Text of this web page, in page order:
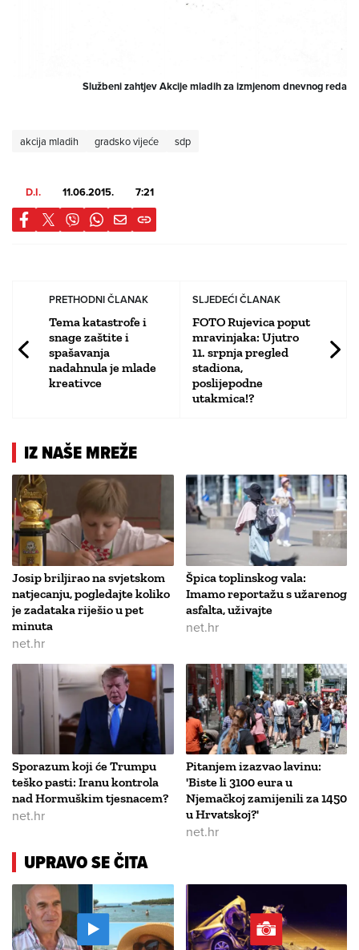
Službeni zahtjev Akcije mladih za izmjenom dnevnog reda
akcija mladih gradsko vijeće sdp
D.I. 11.06.2015. 7:21
PRETHODNI ČLANAK
Tema katastrofe i
snage zaštite i
spašavanja
nadahnula je mlade
kreativce
SLJEDEĆI ČLANAK
FOTO Rujevica poput
mravinjaka: Ujutro
11. srpnja pregled
stadiona,
poslijepodne
utakmica!?
IZ NAŠE MREŽE
Josip briljirao na svjetskom
natjecanju, pogledajte koliko
je zadataka riješio u pet
minuta
net.hr
Špica toplinskog vala:
Imamo reportažu s užarenog
asfalta, uživajte
net.hr
Sporazum koji će Trumpu
teško pasti: Iranu kontrola
nad Hormuškim tjesnacem?
net.hr
Pitanjem izazvao lavinu:
'Biste li 3100 eura u
Njemačkoj zamijenili za 1450
u Hrvatskoj?'
net.hr
UPRAVO SE ČITA